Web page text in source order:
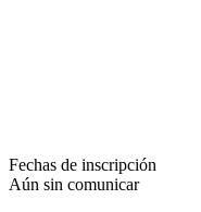
Fechas de inscripción
Aún sin comunicar